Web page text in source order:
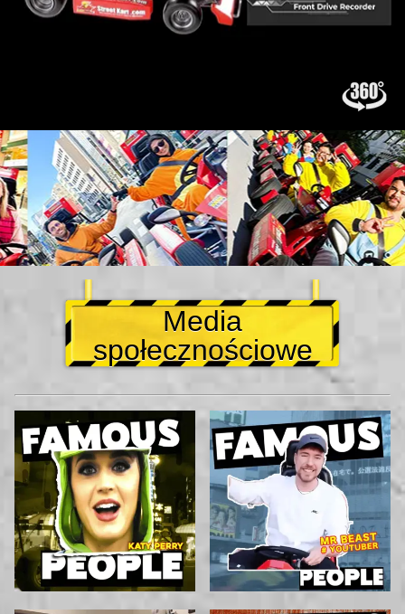
Media
społecznościowe